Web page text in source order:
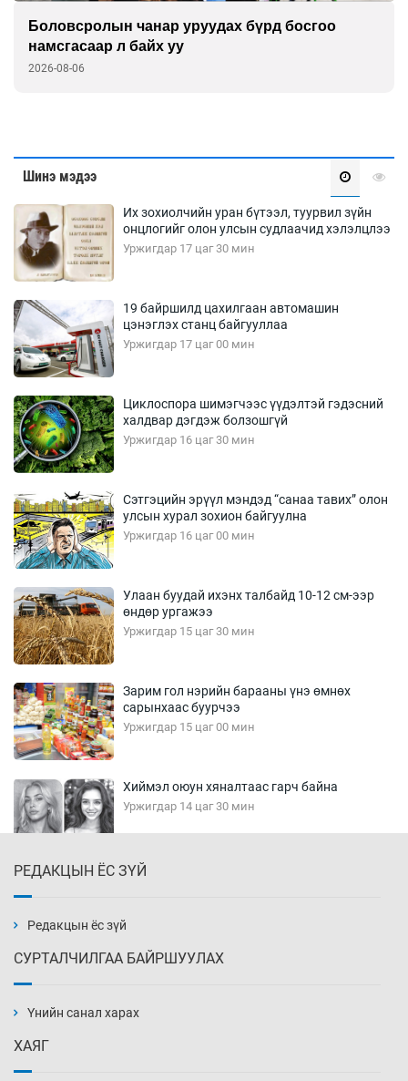
Боловсролын чанар уруудах бүрд босгоо
намсгасаар л байх уу
2026-08-06
Шинэ мэдээ
Их зохиолчийн уран бүтээл, туурвил зүйн
онцлогийг олон улсын судлаачид хэлэлцлээ
Уржигдар 17 цаг 30 мин
19 байршилд цахилгаан автомашин
цэнэглэх станц байгууллаа
Уржигдар 17 цаг 00 мин
Циклоспора шимэгчээс үүдэлтэй гэдэсний
халдвар дэгдэж болзошгүй
Уржигдар 16 цаг 30 мин
Сэтгэцийн эрүүл мэндэд “санаа тавих” олон
улсын хурал зохион байгуулна
Уржигдар 16 цаг 00 мин
Улаан буудай ихэнх талбайд 10-12 см-ээр
өндөр ургажээ
Уржигдар 15 цаг 30 мин
Зарим гол нэрийн барааны үнэ өмнөх
сарынхаас буурчээ
Уржигдар 15 цаг 00 мин
Хиймэл оюун хяналтаас гарч байна
Уржигдар 14 цаг 30 мин
Уржигдар 14 цаг 00 мин
нэмэгджээ
РЕДАКЦЫН ЁС ЗҮЙ
Редакцын ёс зүй
СУРТАЛЧИЛГАА БАЙРШУУЛАХ
Үнийн санал харах
ХАЯГ